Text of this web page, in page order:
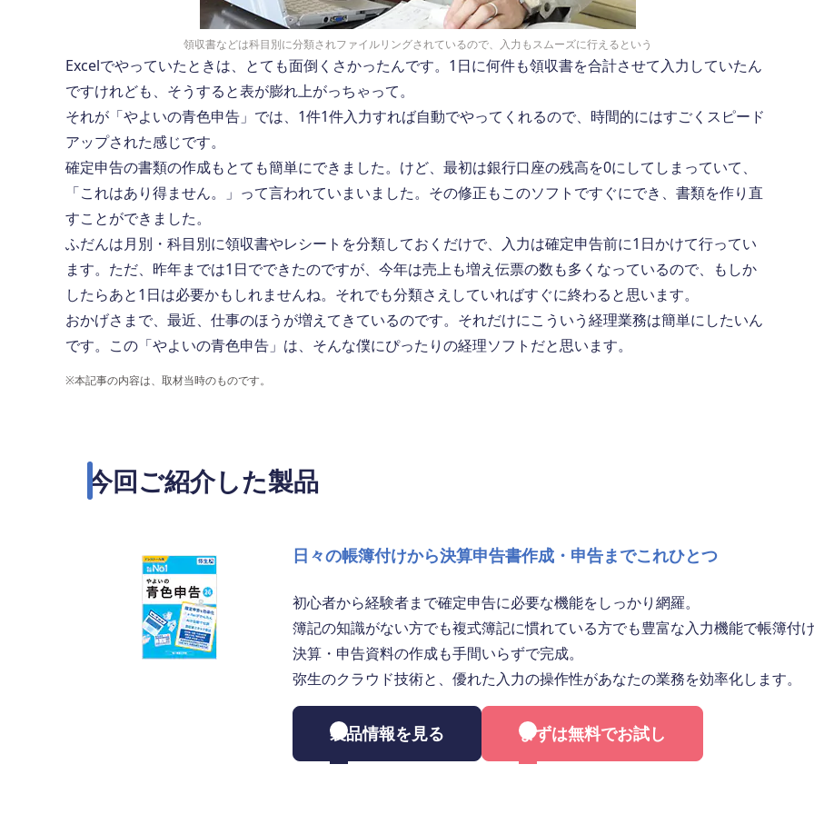
領収書などは科目別に分類されファイルリングされているので、入力もスムーズに行えるという
Excelでやっていたときは、とても面倒くさかったんです。1日に何件も領収書を合計させて入力していたん
ですけれども、そうすると表が膨れ上がっちゃって。
それが「やよいの青色申告」では、1件1件入力すれば自動でやってくれるので、時間的にはすごくスピード
アップされた感じです。
確定申告の書類の作成もとても簡単にできました。けど、最初は銀行口座の残高を0にしてしまっていて、
「これはあり得ません。」って言われていまいました。その修正もこのソフトですぐにでき、書類を作り直
すことができました。
ふだんは月別・科目別に領収書やレシートを分類しておくだけで、入力は確定申告前に1日かけて行ってい
ます。ただ、昨年までは1日でできたのですが、今年は売上も増え伝票の数も多くなっているので、もしか
したらあと1日は必要かもしれませんね。それでも分類さえしていればすぐに終わると思います。
おかげさまで、最近、仕事のほうが増えてきているのです。それだけにこういう経理業務は簡単にしたいん
です。この「やよいの青色申告」は、そんな僕にぴったりの経理ソフトだと思います。
※本記事の内容は、取材当時のものです。
今回ご紹介した製品
日々の帳簿付けから決算申告書作成・申告までこれひとつ
初心者から経験者まで確定申告に必要な機能をしっかり網羅。
簿記の知識がない方でも複式簿記に慣れている方でも豊富な入力機能で帳簿付け
決算・申告資料の作成も手間いらずで完成。
弥生のクラウド技術と、優れた入力の操作性があなたの業務を効率化します。
製品情報を見る まずは無料でお試し